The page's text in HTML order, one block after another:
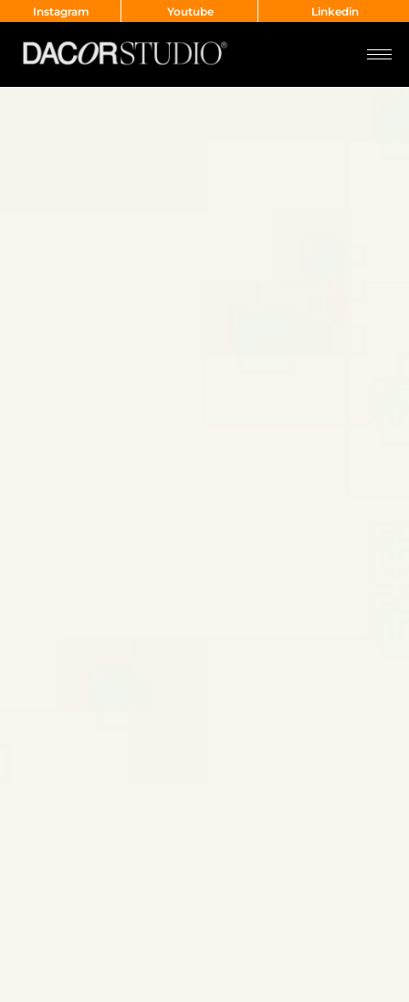
Instagram Youtube Linkedin